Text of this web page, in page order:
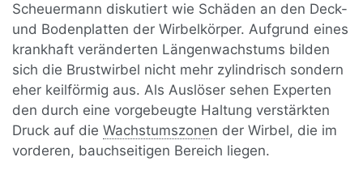
Scheuermann diskutiert wie Schäden an den Deck-
und Bodenplatten der Wirbelkörper. Aufgrund eines
krankhaft veränderten Längenwachstums bilden
sich die Brustwirbel nicht mehr zylindrisch sondern
eher keilförmig aus. Als Auslöser sehen Experten
den durch eine vorgebeugte Haltung verstärkten
Druck auf dieWachstumszonen der Wirbel, die im
vorderen, bauchseitigen Bereich liegen.